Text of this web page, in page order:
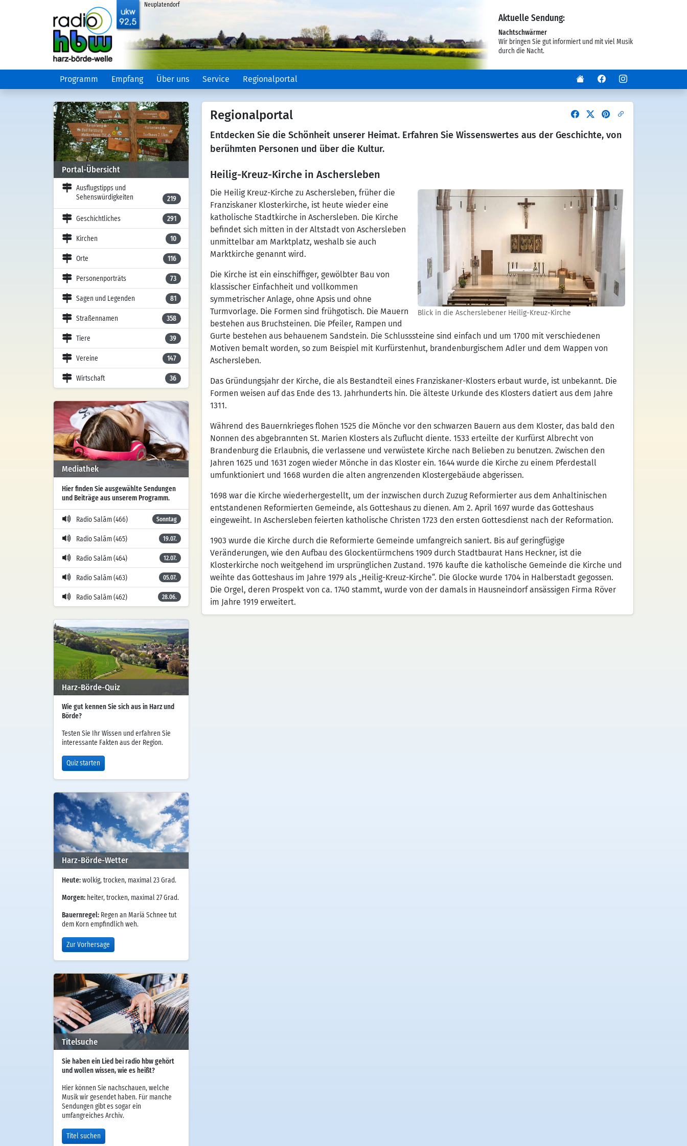
Neuplatendorf
Aktuelle Sendung:
Nachtschwärmer
Wir bringen Sie gut informiert und mit viel Musik
durch die Nacht.
Programm Empfang Über uns Service Regionalportal
Regionalportal
Entdecken Sie die Schönheit unserer Heimat. Erfahren Sie Wissenswertes aus der Geschichte, von
berühmten Personen und über die Kultur.
Heilig-Kreuz-Kirche in Aschersleben
Blick in die Ascherslebener Heilig-Kreuz-Kirche
Die Heilig Kreuz-Kirche zu Aschersleben, früher die
Franziskaner Klosterkirche, ist heute wieder eine
katholische Stadtkirche in Aschersleben. Die Kirche
befindet sich mitten in der Altstadt von Aschersleben
unmittelbar am Marktplatz, weshalb sie auch
Marktkirche genannt wird.
Die Kirche ist ein einschiffiger, gewölbter Bau von
klassischer Einfachheit und vollkommen
symmetrischer Anlage, ohne Apsis und ohne
Turmvorlage. Die Formen sind frühgotisch. Die Mauern
bestehen aus Bruchsteinen. Die Pfeiler, Rampen und
Gurte bestehen aus behauenem Sandstein. Die Schlusssteine sind einfach und um 1700 mit verschiedenen
Motiven bemalt worden, so zum Beispiel mit Kurfürstenhut, brandenburgischem Adler und dem Wappen von
Aschersleben.
Das Gründungsjahr der Kirche, die als Bestandteil eines Franziskaner-Klosters erbaut wurde, ist unbekannt. Die
Formen weisen auf das Ende des 13. Jahrhunderts hin. Die älteste Urkunde des Klosters datiert aus dem Jahre
1311.
Während des Bauernkrieges flohen 1525 die Mönche vor den schwarzen Bauern aus dem Kloster, das bald den
Nonnen des abgebrannten St. Marien Klosters als Zuflucht diente. 1533 erteilte der Kurfürst Albrecht von
Brandenburg die Erlaubnis, die verlassene und verwüstete Kirche nach Belieben zu benutzen. Zwischen den
Jahren 1625 und 1631 zogen wieder Mönche in das Kloster ein. 1644 wurde die Kirche zu einem Pferdestall
umfunktioniert und 1668 wurden die alten angrenzenden Klostergebäude abgerissen.
1698 war die Kirche wiederhergestellt, um der inzwischen durch Zuzug Reformierter aus dem Anhaltinischen
entstandenen Reformierten Gemeinde, als Gotteshaus zu dienen. Am 2. April 1697 wurde das Gotteshaus
eingeweiht. In Aschersleben feierten katholische Christen 1723 den ersten Gottesdienst nach der Reformation.
1903 wurde die Kirche durch die Reformierte Gemeinde umfangreich saniert. Bis auf geringfügige
Veränderungen, wie den Aufbau des Glockentürmchens 1909 durch Stadtbaurat Hans Heckner, ist die
Klosterkirche noch weitgehend im ursprünglichen Zustand. 1976 kaufte die katholische Gemeinde die Kirche und
weihte das Gotteshaus im Jahre 1979 als „Heilig-Kreuz-Kirche“. Die Glocke wurde 1704 in Halberstadt gegossen.
Die Orgel, deren Prospekt von ca. 1740 stammt, wurde von der damals in Hausneindorf ansässigen Firma Röver
im Jahre 1919 erweitert.
Portal-Übersicht
Ausflugstipps und
Sehenswürdigkeiten
219
Geschichtliches 291
Kirchen 10
Orte 116
Personenporträts 73
Sagen und Legenden 81
Straßennamen 358
Tiere 39
Vereine 147
Wirtschaft 36
Mediathek
Hier finden Sie ausgewählte Sendungen
und Beiträge aus unserem Programm.
Radio Salām (466) Sonntag
Radio Salām (465) 19.07.
Radio Salām (464) 12.07.
Radio Salām (463) 05.07.
Radio Salām (462) 28.06.
Harz-Börde-Quiz
Wie gut kennen Sie sich aus in Harz und
Börde?
Testen Sie Ihr Wissen und erfahren Sie
interessante Fakten aus der Region.
Quiz starten
Harz-Börde-Wetter
Heute: wolkig, trocken, maximal 23 Grad.
Morgen: heiter, trocken, maximal 27 Grad.
Bauernregel: Regen an Mariä Schnee tut
dem Korn empfindlich weh.
Zur Vorhersage
Titelsuche
Sie haben ein Lied bei radio hbw gehört
und wollen wissen, wie es heißt?
Hier können Sie nachschauen, welche
Musik wir gesendet haben. Für manche
Sendungen gibt es sogar ein
umfangreiches Archiv.
Titel suchen